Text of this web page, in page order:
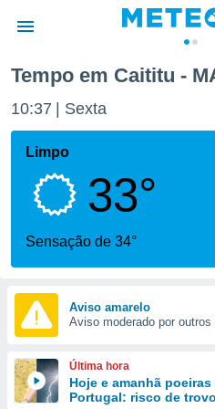
da
foi
fornecidas
a este
das
e
forma
digital
Tempo em Caititu -
10:37 Sexta
Limpo
33°
Sensação de 34°
Aviso amarelo
Aviso moderado por
Última hora
Hoje e amanhã poeiras
Portugal: risco de